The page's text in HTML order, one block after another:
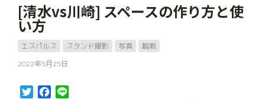
[清水vs川崎] スペースの作り方と使
い方
エスパルス スタンド撮影 写真
観戦
2022年5月25日
TwitterFacebook